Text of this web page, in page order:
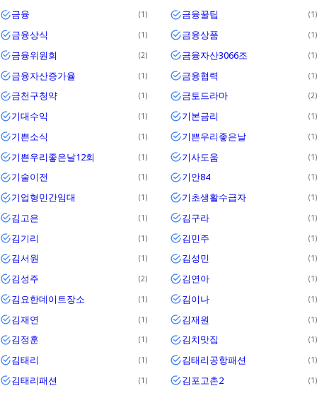
금융 1 금융꿀팁 1
금융상식 1 금융상품 1
금융위원회 2 금융자산3066조 1
금융자산증가율 1 금융협력 1
금천구청약 1 금토드라마 2
기대수익 1 기본금리 1
기쁜소식 1 기쁜우리좋은날 1
기쁜우리좋은날12회 1 기사도움 1
기술이전 1 기안84 1
기업형민간임대 1 기초생활수급자 1
김고은 1 김구라 1
김기리 1 김민주 1
김서원 1 김성민 1
김성주 2 김연아 1
김요한데이트장소 1 김이나 1
김재연 1 김재원 1
김정훈 1 김치맛집 1
김태리 1 김태리공항패션 1
김태리패션 1 김포고촌2 1